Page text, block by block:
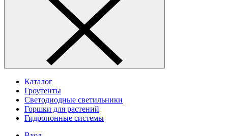
Каталог
Гроутенты
Светодиодные светильники
Горшки для растений
Гидропонные системы